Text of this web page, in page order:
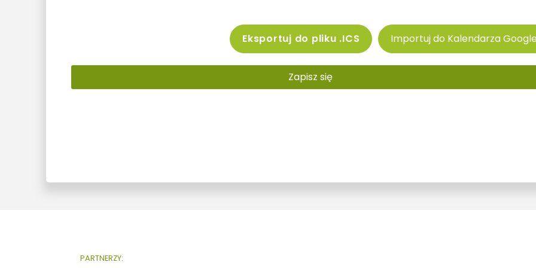
Eksportuj do pliku .ICS Importuj do Kalendarza
Zapisz się
PARTNERZY: